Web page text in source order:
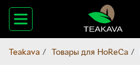
Teakava Товары для HoReCa